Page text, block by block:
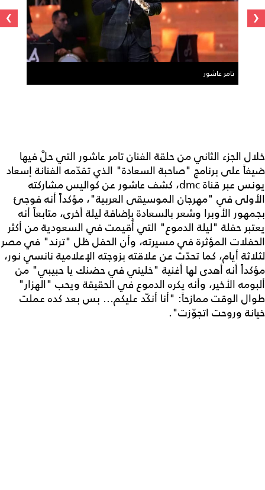
تامر عاشور
‹
›
خلال الجزء الثاني من حلقة الفنان تامر عاشور التي حلَّ فيها
ضيفاً على برنامج "صاحبة السعادة" الذي تقدّمه الفنانة إسعاد
يونس عبر قناة dmc، كشف عاشور عن كواليس مشاركته
الأولى في "مهرجان الموسيقى العربية"، مؤكداً أنه فوجئ
بجمهور الأوبرا وشعر بالسعادة بإضافة ليلة أخرى، متابعاً أنه
يعتبر حفلة "ليلة الدموع" التي أُقيمت في السعودية من أكثر
الحفلات المؤثرة في مسيرته، وأن الحفل ظل "ترند" في مصر
لثلاثة أيام، كما تحدّث عن علاقته بزوجته الإعلامية نانسي نور،
مؤكداً أنه أهدى لها أغنية "خليني في حضنك يا حبيبي" من
ألبومه الأخير، وأنه يكره الدموع في الحقيقة ويحب "الهزار"
طوال الوقت ممازحاً: "أنا أنكّد عليكم... بس بعد كده عملت
خيانة وروحت اتجوّزت".